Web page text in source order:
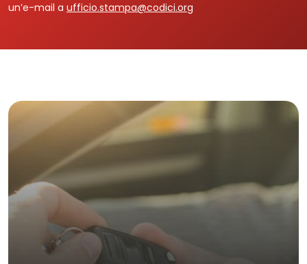
un’e-mail a ufficio.stampa@codici.org